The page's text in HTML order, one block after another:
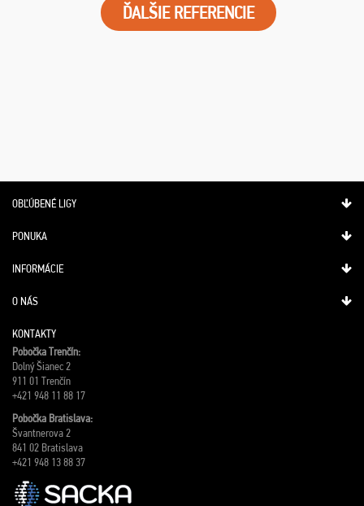
ĎALŠIE REFERENCIE
OBĽÚBENÉ LIGY
PONUKA
INFORMÁCIE
O NÁS
KONTAKTY
Pobočka Trenčín:
Dolný Šianec 2
911 01 Trenčín
+421 948 11 88 17
Pobočka Bratislava:
Švantnerova 2
841 02 Bratislava
+421 948 13 88 37